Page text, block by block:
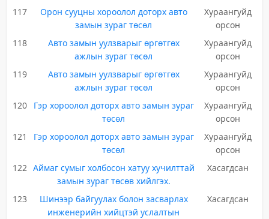
117
Орон сууцны хороолол доторх авто
замын зураг төсөл
Хураангуйд
орсон
118
Авто замын уулзварыг өргөтгөх
ажлын зураг төсөл
Хураангуйд
орсон
119
Авто замын уулзварыг өргөтгөх
ажлын зураг төсөл
Хураангуйд
орсон
120
Гэр хороолол доторх авто замын зураг
төсөл
Хураангуйд
орсон
121
Гэр хороолол доторх авто замын зураг
төсөл
Хураангуйд
орсон
122 Аймаг сумыг холбосон хатуу хучилттай
замын зураг төсөв хийлгэх.
Хасагдсан
123
Шинээр байгуулах болон засварлах
инженерийн хийцтэй услалтын
Хасагдсан